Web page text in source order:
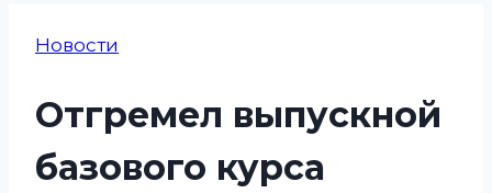
Новости
Отгремел выпускной
базового курса